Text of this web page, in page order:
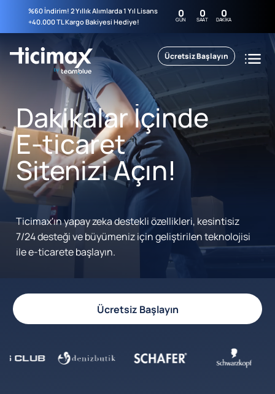
%60 İndirim! 2 Yıllık Alımlarda 1 Yıl Lisans
+40.000 TL Kargo Bakiyesi Hediye!
0
GÜN 0
SAAT 0
DAKIKA
Ücretsiz Başlayın
Dakikalar İçinde
E-ticaret
Sitenizi Açın!
Ticimax'ın yapay zeka destekli özellikleri, kesintisiz
7/24 desteği ve büyümeniz için geliştirilen teknolojisi
ile e-ticarete başlayın.
Ücretsiz Başlayın